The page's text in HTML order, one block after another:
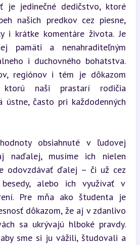
je jedinečné dedičstvo, ktoré
našich predkov cez piesne,
i krátke komentáre života. Je
pamäti a nenahraditeľným
i duchovného bohatstva.
regiónov i tém je dôkazom
naši prastarí rodičia
ústne, často pri každodenných
obsiahnuté v ľudovej
naďalej, musíme ich nielen
odovzdávať ďalej – či už cez
alebo ich využívať v
Pre mňa ako študenta je
dôkazom, že aj v zdanlivo
sa ukrývajú hlboké pravdy.
sme si ju vážili, študovali a